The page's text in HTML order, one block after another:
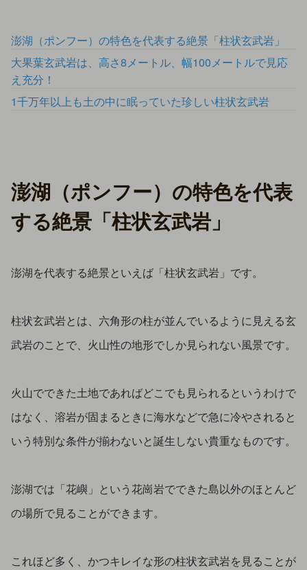
澎湖（ポンフー）の特色を代表する絶景「柱状玄武岩」
大果葉玄武岩は、高さ8メートル、幅100メートルで見応
え充分！
1千万年以上も土の中に眠っていた珍しい柱状玄武岩
澎湖（ポンフー）の特色を代表
する絶景「柱状玄武岩」
澎湖を代表する絶景といえば「柱状玄武岩」です。
柱状玄武岩とは、六角形の柱が並んでいるように見える玄
武岩のことで、火山性の地形でしか見られない風景です。
火山でできた土地であればどこでも見られるというわけで
はなく、溶岩が固まるときに海水などで急に冷やされると
いう特別な条件が揃わないと誕生しない貴重なものです。
澎湖では「花嶼」という花崗岩でできた島以外のほとんど
の場所で見ることができます。
これほど多く、かつキレイな形の柱状玄武岩を見ることが